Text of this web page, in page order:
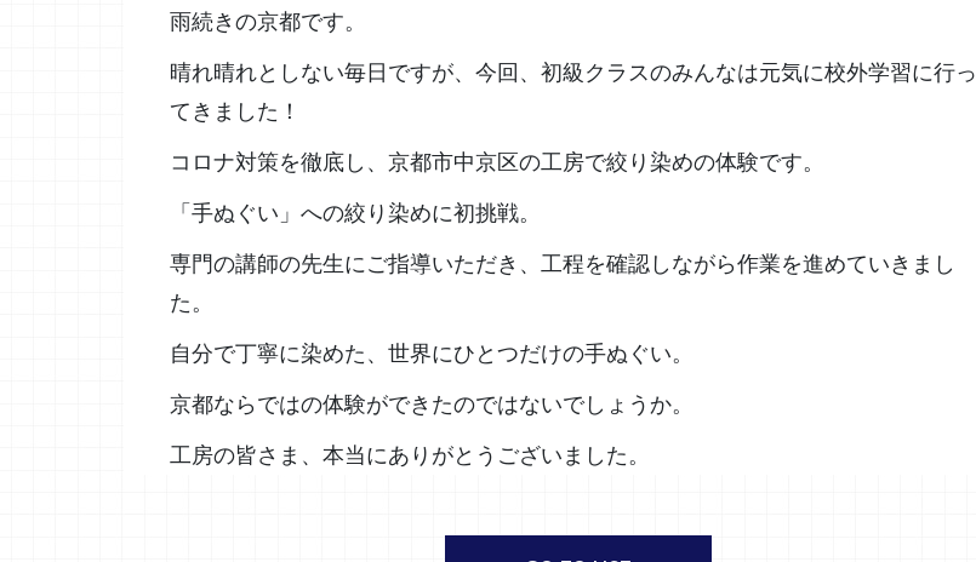
雨続きの京都です。
晴れ晴れとしない毎日ですが、今回、初級クラスのみんなは元気に校外学習に行っ
てきました！
コロナ対策を徹底し、京都市中京区の工房で絞り染めの体験です。
「手ぬぐい」への絞り染めに初挑戦。
専門の講師の先生にご指導いただき、工程を確認しながら作業を進めていきまし
た。
自分で丁寧に染めた、世界にひとつだけの手ぬぐい。
京都ならではの体験ができたのではないでしょうか。
工房の皆さま、本当にありがとうございました。